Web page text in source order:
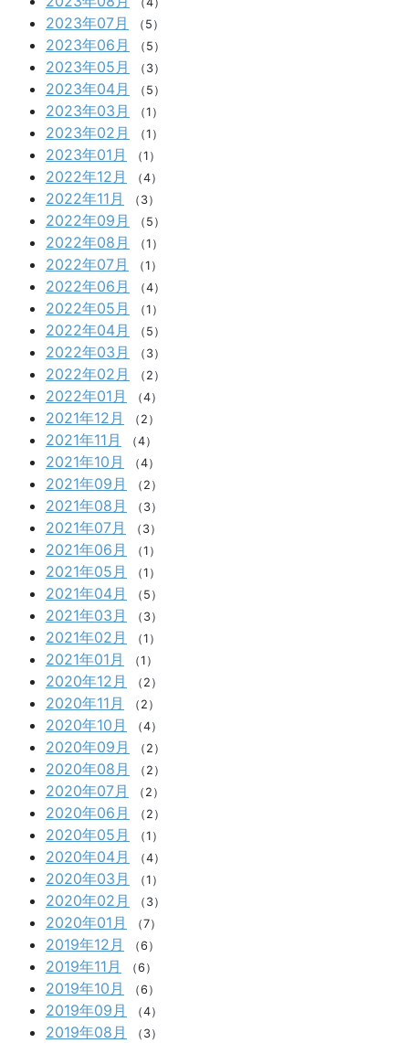
2023年07月 （5）
2023年06月 （5）
2023年05月 （3）
2023年04月 （5）
2023年03月 （1）
2023年02月 （1）
2023年01月 （1）
2022年12月 （4）
2022年11月 （3）
2022年09月 （5）
2022年08月 （1）
2022年07月 （1）
2022年06月 （4）
2022年05月 （1）
2022年04月 （5）
2022年03月 （3）
2022年02月 （2）
2022年01月 （4）
2021年12月 （2）
2021年11月 （4）
2021年10月 （4）
2021年09月 （2）
2021年08月 （3）
2021年07月 （3）
2021年06月 （1）
2021年05月 （1）
2021年04月 （5）
2021年03月 （3）
2021年02月 （1）
2021年01月 （1）
2020年12月 （2）
2020年11月 （2）
2020年10月 （4）
2020年09月 （2）
2020年08月 （2）
2020年07月 （2）
2020年06月 （2）
2020年05月 （1）
2020年04月 （4）
2020年03月 （1）
2020年02月 （3）
2020年01月 （7）
2019年12月 （6）
2019年11月 （6）
2019年10月 （6）
2019年09月 （4）
2019年08月 （3）